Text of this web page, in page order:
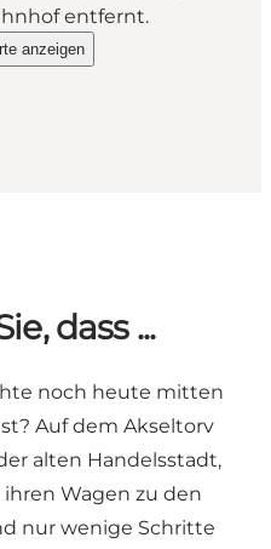
entfernt.
Saxildhus -
anzeigen
Hotel Saxildhus - Charmantes
dass ...
noch heute mitten
Auf dem Akseltorv
alten Handelsstadt,
Wagen zu den
nur wenige Schritte